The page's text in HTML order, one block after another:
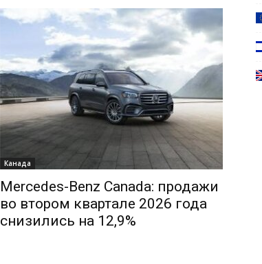
Канада
Mercedes-Benz Canada: продажи
во втором квартале 2026 года
снизились на 12,9%